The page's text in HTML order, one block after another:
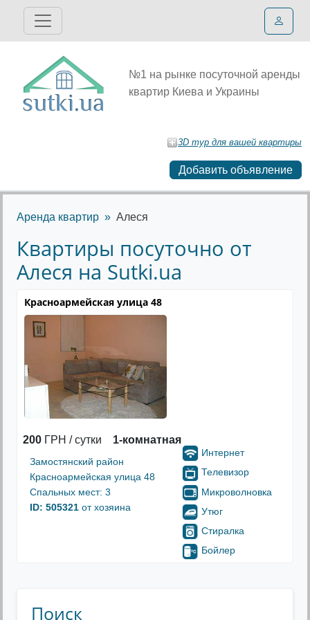
№1 на рынке посуточной аренды
квартир Киева и Украины
3D тур для вашей квартиры
Добавить объявление
Аренда квартир Алеся
Квартиры посуточно от
Алеся на Sutki.ua
Красноармейская улица 48
200 ГРН / сутки 1-комнатная
Замостянский район
Красноармейская улица 48
Спальных мест: 3
ID: 505321 от хозяина
Интернет
Телевизор
Микроволновка
Утюг
Стиралка
Бойлер
Поиск